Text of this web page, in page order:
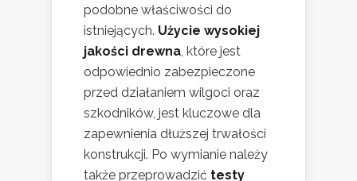
podobne właściwości do
istniejących. Użycie wysokiej
jakości drewna, które jest
odpowiednio zabezpieczone
przed działaniem wilgoci oraz
szkodników, jest kluczowe dla
zapewnienia dłuższej trwałości
konstrukcji. Po wymianie należy
także przeprowadzić testy